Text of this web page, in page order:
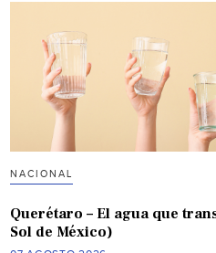
NACIONAL
Querétaro – El agua que
Sol de México)